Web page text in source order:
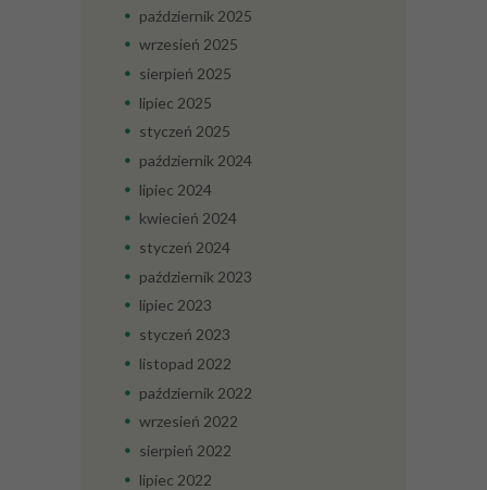
październik 2025
wrzesień 2025
sierpień 2025
lipiec 2025
styczeń 2025
październik 2024
lipiec 2024
kwiecień 2024
styczeń 2024
październik 2023
lipiec 2023
styczeń 2023
listopad 2022
październik 2022
wrzesień 2022
sierpień 2022
lipiec 2022